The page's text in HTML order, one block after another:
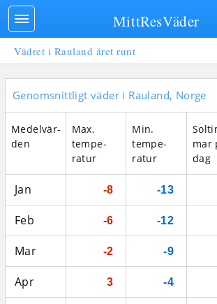
Vädret i Rauland året runt
Genomsnittligt väder i Rauland, Norge
Medel­vär­
den
Max.
tempe­
ratur
Min.
tempe­
ratur
mar
dag
Jan -8 -13
Feb -6 -12
Mar -2 -9
Apr 3 -4
MittResVäder